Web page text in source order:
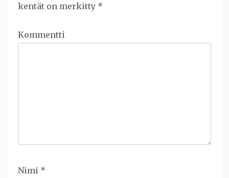
kentät on merkitty *
Kommentti
Nimi *